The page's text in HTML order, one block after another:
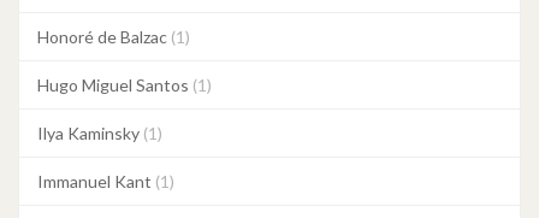
Honoré de Balzac (1)
Hugo Miguel Santos (1)
Ilya Kaminsky (1)
Immanuel Kant (1)